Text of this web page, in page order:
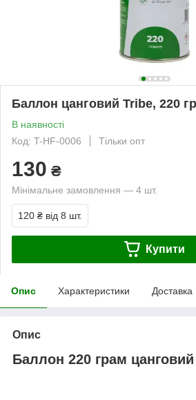
Баллон цанговий Tribe, 220
В наявності
Код: T-HF-0006
Тільки опт
130 ₴
Мінімальне замовлення — 4 шт.
120 ₴ від 8 шт.
Купити
Опис Характеристики Доставка
Опис
Баллон 220 грам